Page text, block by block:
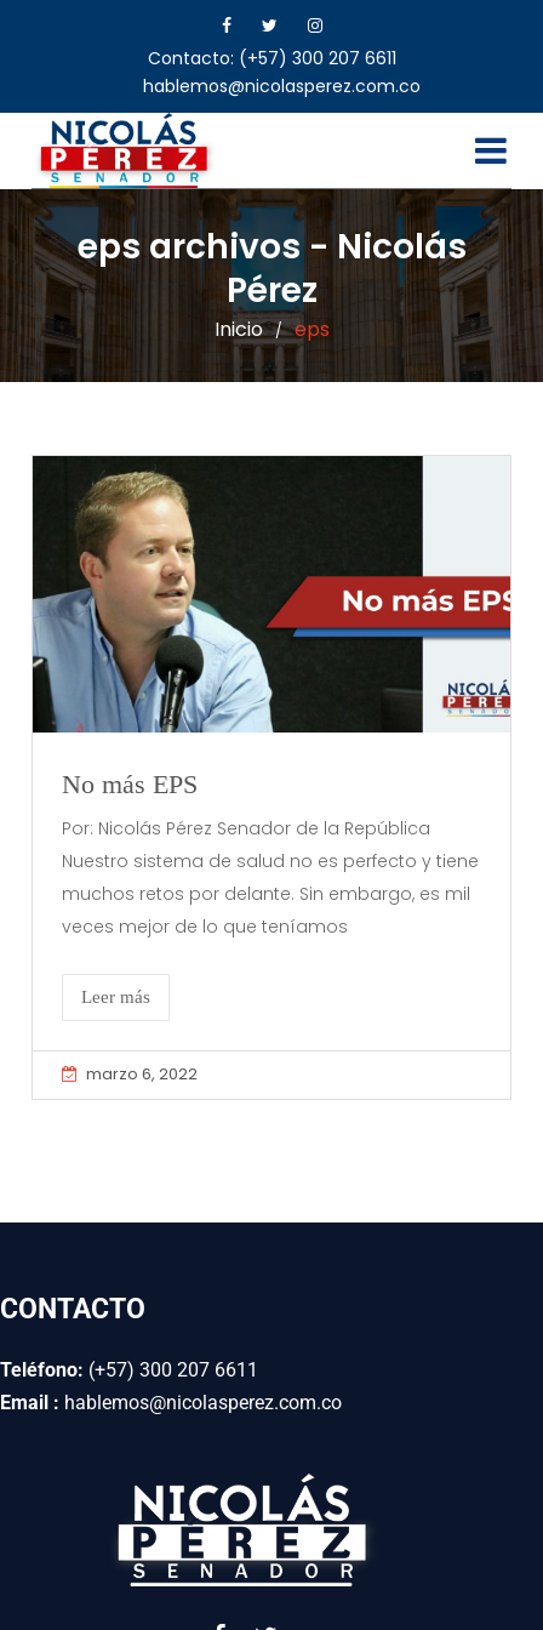
Contacto: (+57) 300 207 6611
hablemos@nicolasperez.com.co
eps archivos - Nicolás
Pérez
Inicio / eps
No más EPS
Por: Nicolás Pérez Senador de la República
Nuestro sistema de salud no es perfecto y tiene
muchos retos por delante. Sin embargo, es mil
veces mejor de lo que teníamos
Leer más
marzo 6, 2022
CONTACTO
Teléfono: (+57) 300 207 6611
Email : hablemos@nicolasperez.com.co